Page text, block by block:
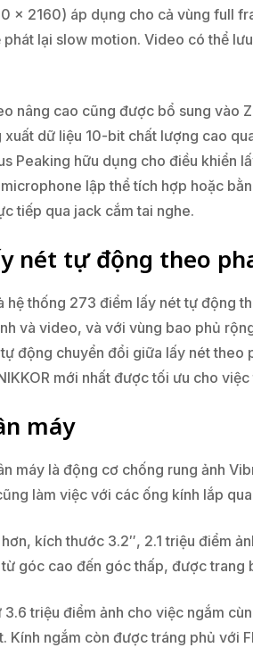
x 2160) áp dụng cho cả vùng full
lại slow motion. Video có thể
nâng cao cũng được bổ sung vào
xuất dữ liệu 10-bit chất lượng cao
Peaking hữu dụng cho điều khiển
lập thể tích hợp hoặc
tiếp qua jack cắm tai nghe.
nét tự động theo
hệ thống 273 điểm lấy nét tự động
và video, và với vùng bao phủ
động chuyển đổi giữa lấy nét theo
mới nhất được tối ưu cho
máy
máy là động cơ chống rung ảnh
làm việc với các ống kính lắp
hơn, kích thước 3.2″, 2.1 triệu điểm
góc cao đến góc thấp, được
3.6 triệu điểm ảnh cho việc ngắm
Kính ngắm còn được tráng phủ với